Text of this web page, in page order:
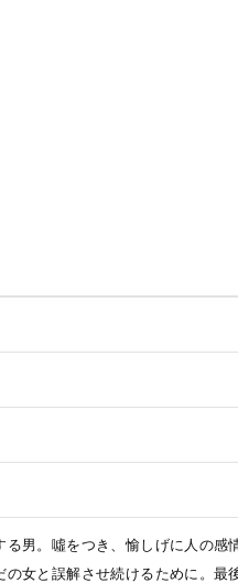
男。噓をつき、愉しげに人の
女と誤解させ続けるために。最